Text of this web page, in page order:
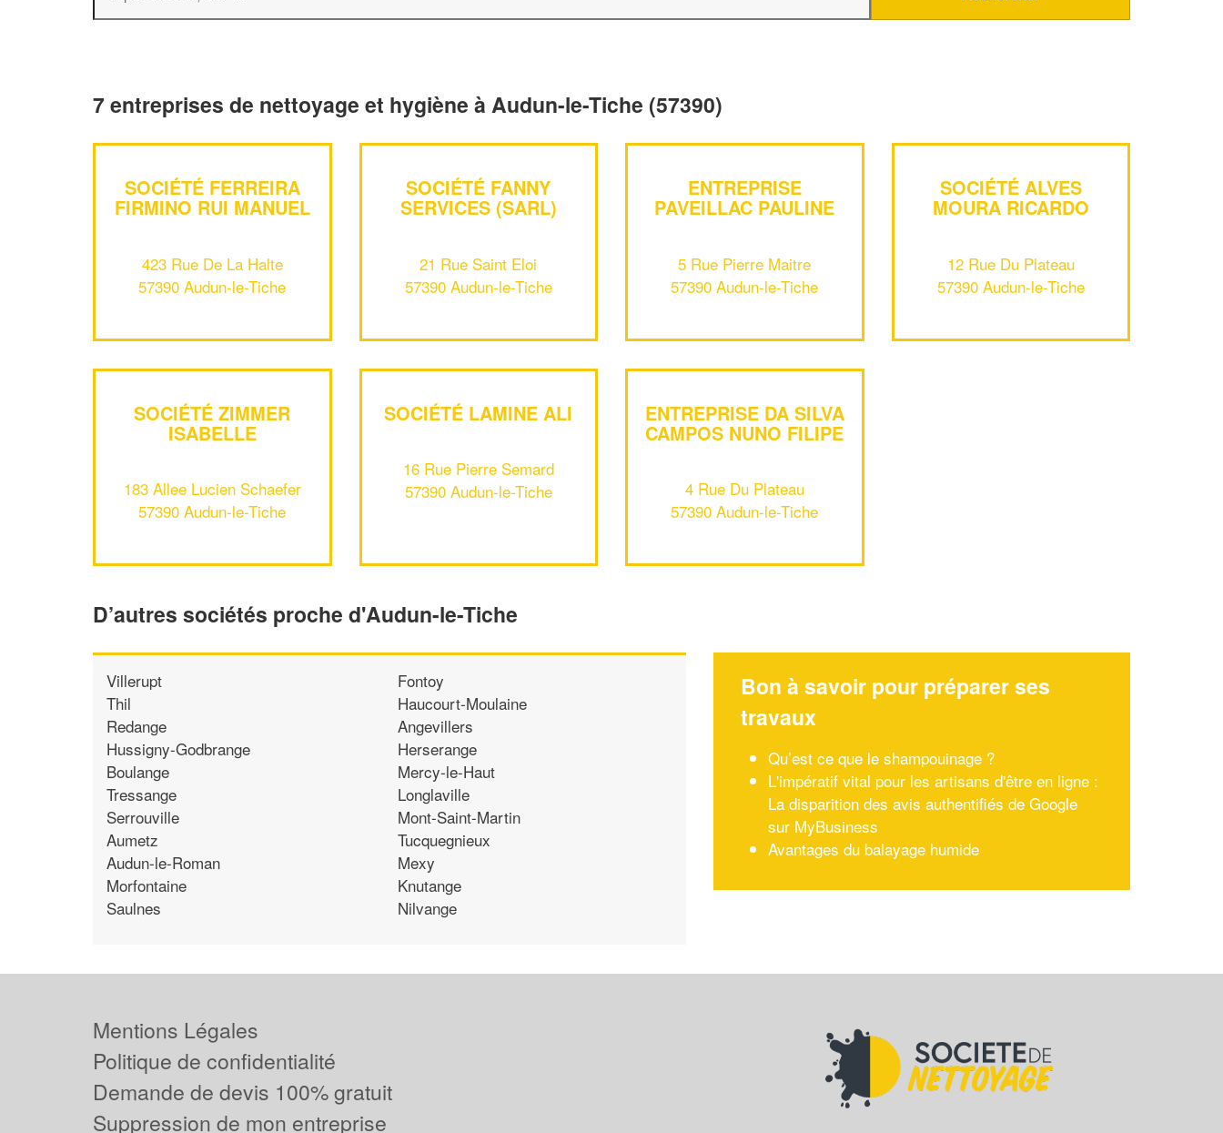
7 entreprises de nettoyage et hygiène à Audun-le-Tiche (57390)
SOCIÉTÉ FERREIRA
FIRMINO RUI MANUEL
423 Rue De La Halte
57390 Audun-le-Tiche
SOCIÉTÉ FANNY
SERVICES (SARL)
21 Rue Saint Eloi
57390 Audun-le-Tiche
ENTREPRISE
PAVEILLAC PAULINE
5 Rue Pierre Maitre
57390 Audun-le-Tiche
SOCIÉTÉ ALVES
MOURA RICARDO
12 Rue Du Plateau
57390 Audun-le-Tiche
SOCIÉTÉ ZIMMER
ISABELLE
183 Allee Lucien Schaefer
57390 Audun-le-Tiche
SOCIÉTÉ LAMINE ALI
16 Rue Pierre Semard
57390 Audun-le-Tiche
ENTREPRISE DA SILVA
CAMPOS NUNO FILIPE
4 Rue Du Plateau
57390 Audun-le-Tiche
D’autres sociétés proche d'Audun-le-Tiche
Villerupt
Thil
Redange
Hussigny-Godbrange
Boulange
Tressange
Serrouville
Aumetz
Audun-le-Roman
Morfontaine
Saulnes
Fontoy
Haucourt-Moulaine
Angevillers
Herserange
Mercy-le-Haut
Longlaville
Mont-Saint-Martin
Tucquegnieux
Mexy
Knutange
Nilvange
Bon à savoir pour préparer ses
travaux
Qu’est ce que le shampouinage ?
L'impératif vital pour les artisans d'être en ligne :
La disparition des avis authentifiés de Google
sur MyBusiness
Avantages du balayage humide
professionnel ?
Augmentez votrechiffre d'affaires
vosmargestout en gagnant de
En savoir plus
Mentions Légales
Politique de confidentialité
Demande de devis 100% gratuit
Suppression de mon entreprise